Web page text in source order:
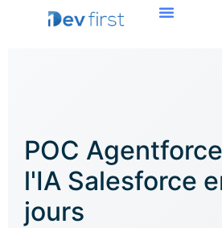
POC
l'IA Salesforce
jours